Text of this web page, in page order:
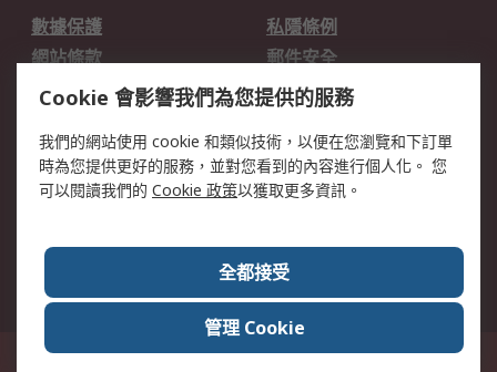
數據保護
私隱條例
網站條款
郵件安全
销售条款和条件
關於RS
RS的歷史
關於RS
加入我們
新聞中心
RS銷售條款
台灣新北市土城區中正路1號8樓之2, 郵遞區號23670 這個網站的所有解釋根據
Cookie 會影響我們為您提供的服務
我們的網站使用 cookie 和類似技術，以便在您瀏覽和下訂單
時為您提供更好的服務，並對您看到的內容進行個人化。 您
可以閱讀我們的 Cookie 政策以獲取更多資訊。
全都接受
管理 Cookie